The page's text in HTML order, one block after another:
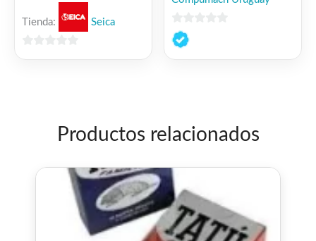
Tienda: Seica
0
de
Productos relacionados